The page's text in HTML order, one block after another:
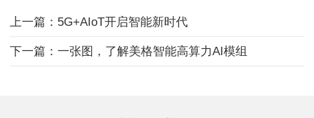
上一篇：5G+AIoT开启智能新时代
下一篇：一张图，了解美格智能高算力AI模组